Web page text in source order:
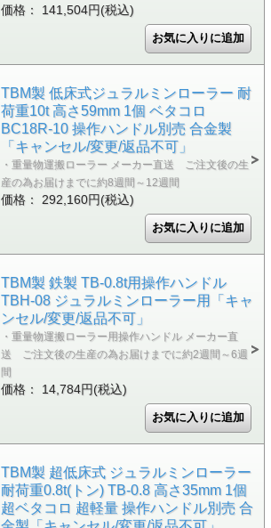
価格： 141,504円(税込)
TBM製 低床式ジュラルミンローラー 耐
荷重10t 高さ59mm 1個 ベタコロ
BC18R-10 操作ハンドル別売 合金製
「キャンセル/変更/返品不可」
・重量物運搬ローラー メーカー直送 ご注文後の生
産の為お届けまでに約8週間～12週間
価格： 292,160円(税込)
TBM製 鉄製 TB-0.8t用操作ハンドル
TBH-08 ジュラルミンローラー用「キャ
ンセル/変更/返品不可」
・重量物運搬ローラー用操作ハンドル メーカー直
送 ご注文後の生産の為お届けまでに約2週間～6週
間
価格： 14,784円(税込)
TBM製 超低床式 ジュラルミンローラー
耐荷重0.8t(トン) TB-0.8 高さ35mm 1個
超ベタコロ 超軽量 操作ハンドル別売 合